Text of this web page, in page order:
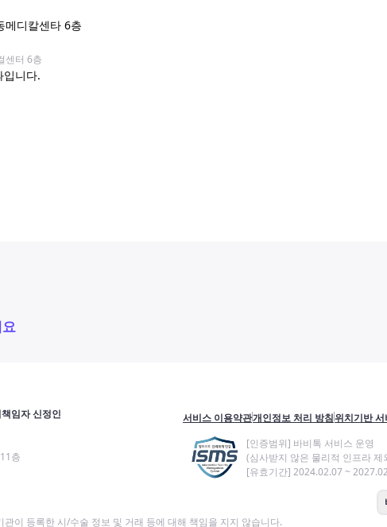
메디칼센타 6층
센터 6층
입니다.
임자 신정인
층
서비스 이용약관개인정보 처리 방침위치기반
[인증범위] 바비톡 서비스 운영
(심사받지 않은 물리적 인프라 제
[유효기간] 2024.02.07 ~
이 등록한 시/수술 정보 및 거래 등에 대해 책임을 지지 않습니다.